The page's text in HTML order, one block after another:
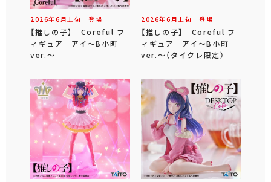
2026年6 月 上旬 登場
【推しの子】 Coreful フ
ィギュア アイ～B小町
ver.～
2026年6 月 上旬 登場
【推しの子】 Coreful フ
ィギュア アイ～B小町
ver.～（タイクレ限定）